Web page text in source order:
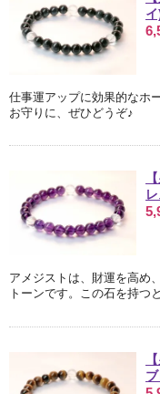
仕事運アップに効果的なホ
お守りに、ぜひどうぞ♪
アメジストは、財運を高め
トーンです。この石を持つ